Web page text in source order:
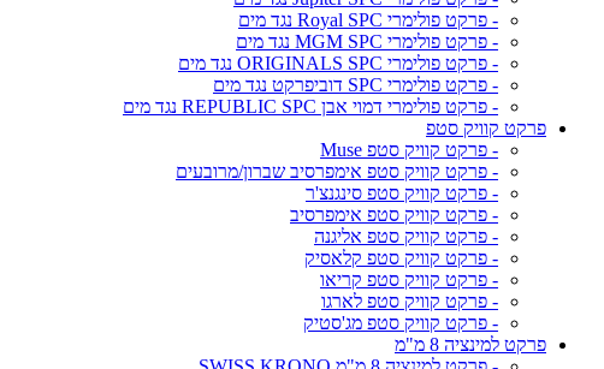
- פרקט פולימרי Royal SPC נגד מים
- פרקט פולימרי MGM SPC נגד מים
- פרקט פולימרי ORIGINALS SPC נגד מים
- פרקט פולימרי SPC דוביפרקט נגד מים
- פרקט פולימרי דמוי אבן REPUBLIC SPC נגד מים
פרקט קוויק סטפ
- פרקט קוויק סטפ Muse
- פרקט קוויק סטפ אימפרסיב שברון/מרובעים
- פרקט קוויק סטפ סינגנצ'ר
- פרקט קוויק סטפ אימפרסיב
- פרקט קוויק סטפ אליגנה
- פרקט קוויק סטפ קלאסיק
- פרקט קוויק סטפ קריאו
- פרקט קוויק סטפ לארגו
- פרקט קוויק סטפ מג'סטיק
פרקט למינציה 8 מ"מ